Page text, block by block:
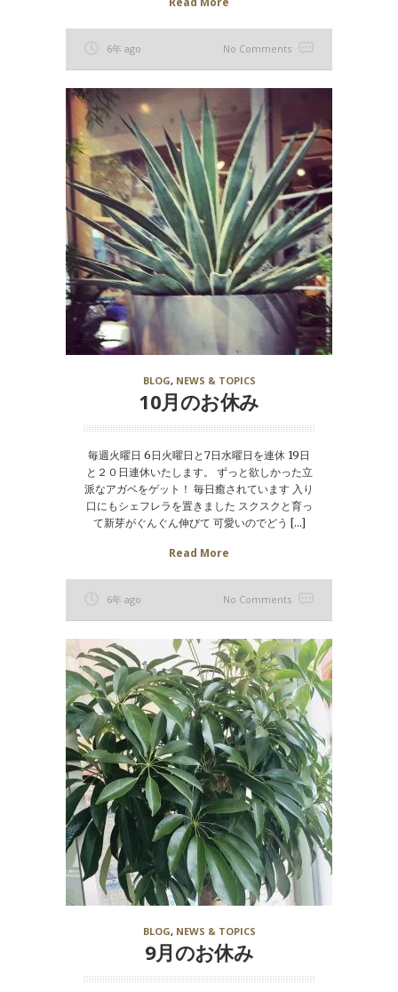
6年 ago No Comments
BLOG, NEWS & TOPICS
10月のお休み
毎週火曜日 6日火曜日と7日水曜日を連休 19日
と２０日連休いたします。 ずっと欲しかった立
派なアガベをゲット！ 毎日癒されています 入り
口にもシェフレラを置きました スクスクと育っ
て新芽がぐんぐん伸びて 可愛いのでどう […]
Read More
6年 ago No Comments
BLOG, NEWS & TOPICS
9月のお休み